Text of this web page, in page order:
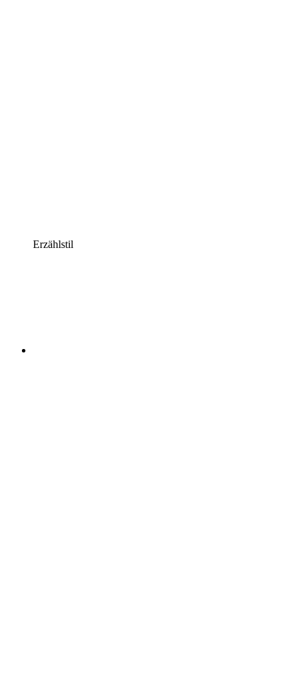
Erzählstil